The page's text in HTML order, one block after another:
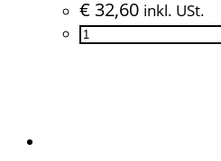
€ 32,60 inkl. USt.
2er